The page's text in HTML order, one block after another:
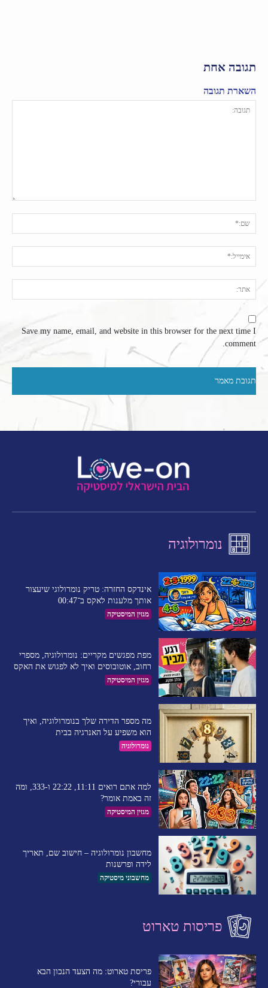
תגובה אחת
השארת תגובה
Save my name, email, and website in this browser for the next time I
comment.
נומרולוגיה
אינדקס החזרה: טריק נומרולוגי שיעצור
אותך מלענות לאקס ב־00:47
מגזין המיסטיקה
מפת מפגשים מקריים: נומרולוגיה, מספרי
רחוב, אוטובוסים ואיך לא לפגוש את האקס
מגזין המיסטיקה
מה מספר הדירה שלך בנומרולוגיה, ואיך
הוא משפיע על האנרגיה בבית
נומרולוגיה
למה אתם רואים 11:11, 22:22 ו-333, ומה
זה באמת אומר?
מגזין המיסטיקה
מחשבון נומרולוגיה – חישוב שם, תאריך
לידה ופרשנות
מחשבוני מיסטיקה
פריסות טארוט
פריסת טארוט: מה הצעד הנכון הבא
עבורי?